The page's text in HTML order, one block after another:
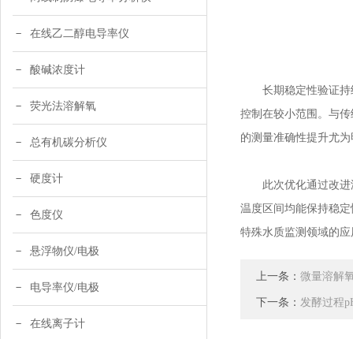
在线乙二醇电导率仪
酸碱浓度计
荧光法溶解氧
总有机碳分析仪
硬度计
色度仪
悬浮物仪/电极
电导率仪/电极
在线离子计
长期稳定性验证持续
控制在较小范围。与
的测量准确性提升尤
此次优化通过改进
温度区间均能保持稳
特殊水质监测领域的
上一条： 微量溶解
下一条： 发酵过程